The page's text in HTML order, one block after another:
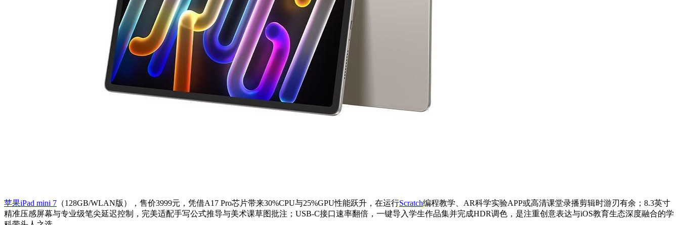
苹果iPad mini 7 （128GB/WLAN版），售价3999元，凭借A17 Pro芯片带来30%CPU与25%GPU性能跃升，在运行Scratch编程教学、AR科学实验APP或高清课堂录播剪辑时游刃有余；8.3英寸
精准压感屏幕与专业级笔尖延迟控制，完美适配手写公式推导与美术课草图批注；USB-C接口速率翻倍，一键导入学生作品集并完成HDR调色，是注重创意表达与iOS教育生态深度融合的学